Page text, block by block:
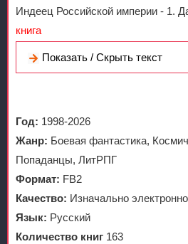
Индеец Российской империи - 1.
книга
Показать / Скрыть текст
Год: 1998-2026
Жанр: Боевая фантастика,
Попаданцы, ЛитРПГ
Формат: FB2
Качество: Изначально
Язык: Русский
Количество книг 163